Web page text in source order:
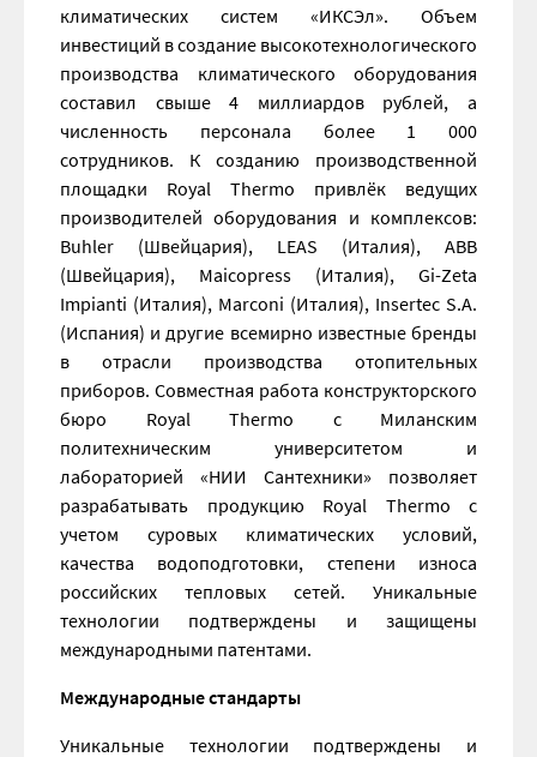
климатических систем «ИКСЭл». Объем
инвестиций в создание высокотехнологического
производства климатического оборудования
составил свыше 4 миллиардов рублей, а
численность персонала более 1 000
сотрудников. К созданию производственной
площадки Royal Thermo привлёк ведущих
производителей оборудования и комплексов:
Buhler (Швейцария), LEAS (Италия), ABB
(Швейцария), Maicopress (Италия), Gi-Zeta
Impianti (Италия), Marconi (Италия), Insertec S.A.
(Испания) и другие всемирно известные бренды
в отрасли производства отопительных
приборов. Совместная работа конструкторского
бюро Royal Thermo с Миланским
политехническим университетом и
лабораторией «НИИ Сантехники» позволяет
разрабатывать продукцию Royal Thermo с
учетом суровых климатических условий,
качества водоподготовки, степени износа
российских тепловых сетей. Уникальные
технологии подтверждены и защищены
международными патентами.
Международные стандарты
Уникальные технологии подтверждены и